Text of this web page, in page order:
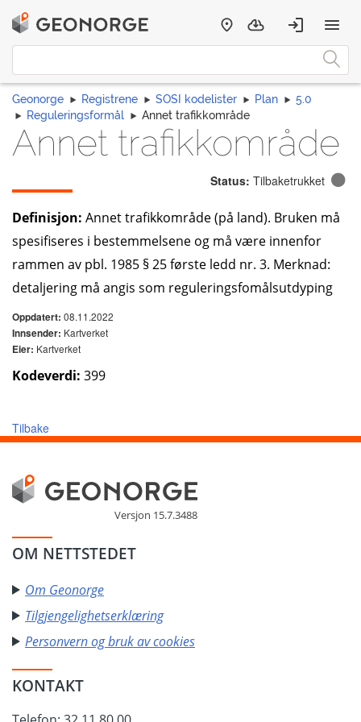
Geonorge Registrene SOSI kodelister Plan
5.0
Reguleringsformål
Annet trafikkområde
Annet trafikkområde
Status: Tilbaketrukket
Definisjon: Annet trafikkområde (på land). Bruken må
spesifiseres i bestemmelsene og må være innenfor
rammen av pbl. 1985 § 25 første ledd nr. 3. Merknad:
detaljering må angis som reguleringsfomålsutdyping
Oppdatert: 08.11.2022
Innsender: Kartverket
Eier: Kartverket
Kodeverdi: 399
Tilbake